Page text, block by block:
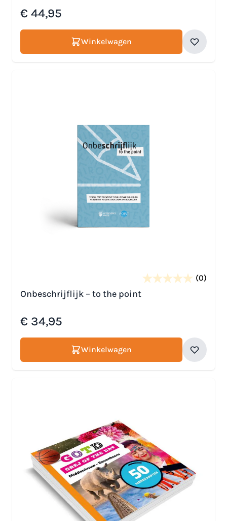
€ 44,95
Winkelwagen
(0)
Onbeschrijflijk – to the point
€ 34,95
Winkelwagen